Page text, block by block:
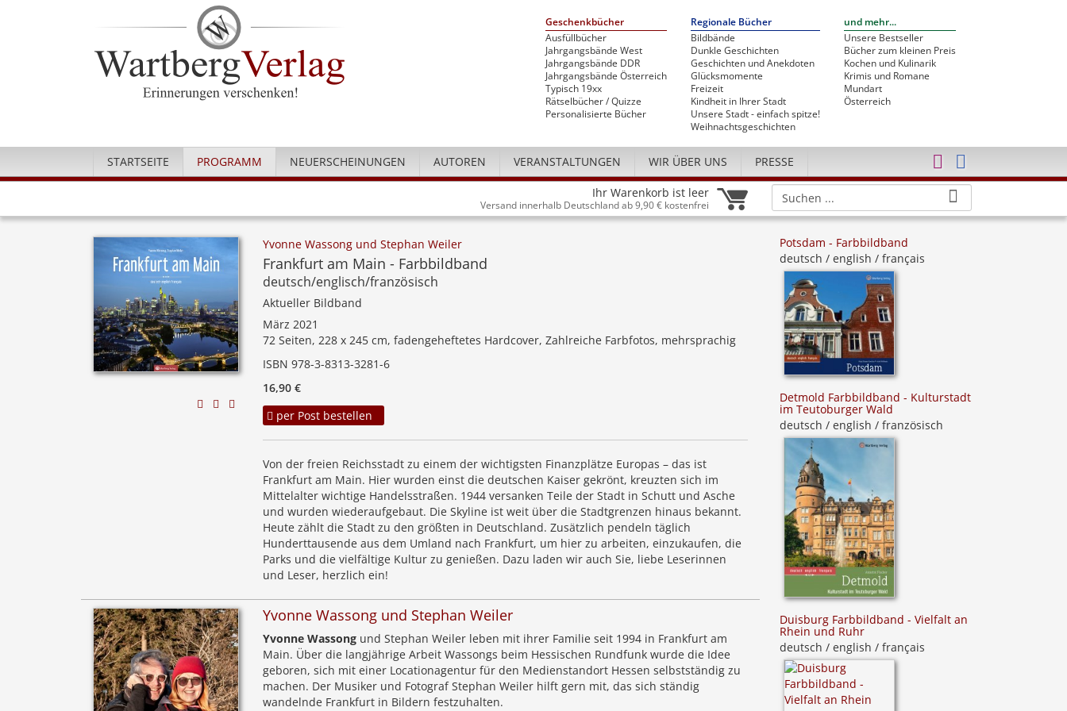
Geschenkbücher
Ausfüllbücher
Jahrgangsbände West
Jahrgangsbände DDR
Jahrgangsbände Österreich
Typisch 19xx
Rätselbücher / Quizze
Personalisierte Bücher
Regionale Bücher
Bildbände
Dunkle Geschichten
Geschichten und Anekdoten
Glücksmomente
Freizeit
Kindheit in Ihrer Stadt
Unsere Stadt - einfach spitze!
Weihnachtsgeschichten
und mehr...
Unsere Bestseller
Bücher zum kleinen Preis
Kochen und Kulinarik
Krimis und Romane
Mundart
Österreich
STARTSEITE PROGRAMM NEUERSCHEINUNGEN AUTOREN VERANSTALTUNGEN WIR ÜBER UNS PRESSE
Ihr Warenkorb ist leer
Versand innerhalb Deutschland ab 9,90 € kostenfrei
Yvonne Wassong und Stephan Weiler
Frankfurt am Main - Farbbildband
deutsch/englisch/französisch
Aktueller Bildband
März 2021
72 Seiten, 228 x 245 cm, fadengeheftetes Hardcover, Zahlreiche Farbfotos, mehrsprachig
ISBN 978-3-8313-3281-6
16,90 €
per Post bestellen
Von der freien Reichsstadt zu einem der wichtigsten Finanzplätze Europas – das ist
Frankfurt am Main. Hier wurden einst die deutschen Kaiser gekrönt, kreuzten sich im
Mittelalter wichtige Handelsstraßen. 1944 versanken Teile der Stadt in Schutt und Asche
und wurden wiederaufgebaut. Die Skyline ist weit über die Stadtgrenzen hinaus bekannt.
Heute zählt die Stadt zu den größten in Deutschland. Zusätzlich pendeln täglich
Hunderttausende aus dem Umland nach Frankfurt, um hier zu arbeiten, einzukaufen, die
Parks und die vielfältige Kultur zu genießen. Dazu laden wir auch Sie, liebe Leserinnen
und Leser, herzlich ein!
Yvonne Wassong und Stephan Weiler
Yvonne Wassongund Stephan Weiler leben mit ihrer Familie seit 1994 in Frankfurt am
Main. Über die langjährige Arbeit Wassongs beim Hessischen Rundfunk wurde die Idee
geboren, sich mit einer Locationagentur für den Medienstandort Hessen selbstständig zu
machen. Der Musiker und Fotograf Stephan Weiler hilft gern mit, das sich ständig
wandelnde Frankfurt in Bildern festzuhalten.
Potsdam - Farbbildband
deutsch / english / français
Detmold Farbbildband - Kulturstadt
im Teutoburger Wald
deutsch / english / französisch
Duisburg Farbbildband - Vielfalt an
Rhein und Ruhr
deutsch / english / français